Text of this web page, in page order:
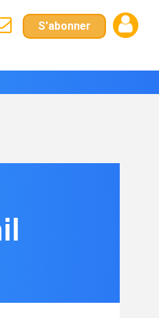
S'abonner